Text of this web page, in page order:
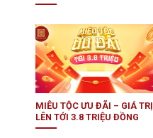
MIÊU TỘC ƯU ĐÃI – GIÁ TRỊ
LÊN TỚI 3.8 TRIỆU ĐỒNG